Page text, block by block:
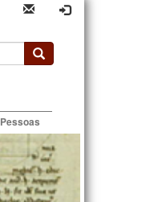
Pessoas